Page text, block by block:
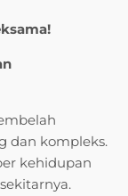
dan kompleks.
kehidupan